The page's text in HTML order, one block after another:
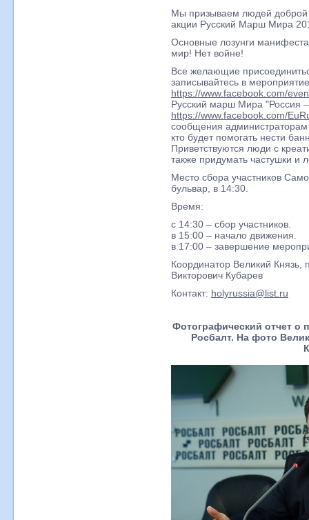
Мы призываем людей доброй
акции Русский Марш Мира
Основные лозунги
мир! Нет войне!
Все желающие
записывайтесь в
https://www.facebook.com/
Русский марш Мира "Россия
https://www.facebook.com/
сообщения
кто будет помогать нести
Приветствуются люди с
также придумать частушки и
Место сбора участников
бульвар, в 14:30.
Время:
с 14:30 – сбор участников.
в 15:00 – начало движения.
в 17:00 – завершение
Координатор Великий Князь,
Викторович Кубарев
Контакт: holyrussia@list.ru
Фотографический отчет о
Росбалт. На фото